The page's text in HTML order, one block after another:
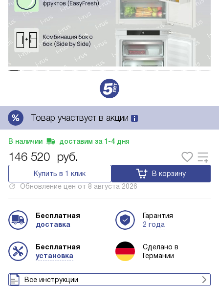
Товар участвует в акции
В наличии доставим за 1-4 дня
146 520 руб.
Купить в 1 клик
В корзину
Обновление цен от 8 августа 2026
Бесплатная
доставка
Бесплатная
установка
Гарантия
2 года
Сделано в
Германии
Все инструкции